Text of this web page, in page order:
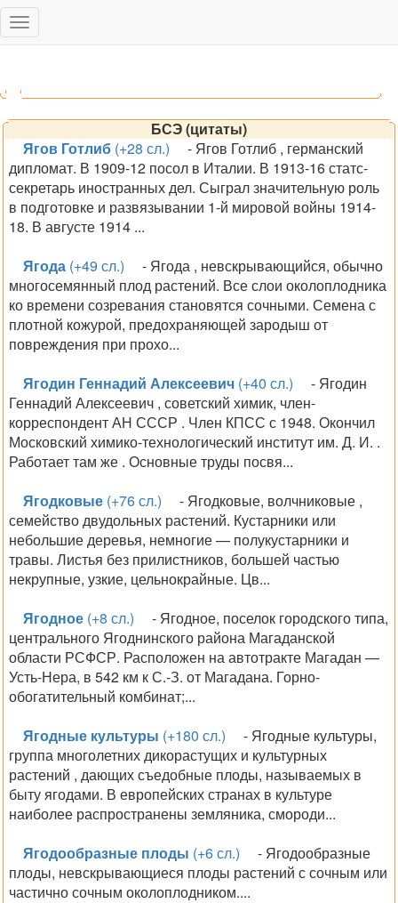
Toggle
navigation
БСЭ (цитаты)
Ягов Готлиб (+28 сл.)
- Ягов Готлиб , германский
дипломат. В 1909-12 посол в Италии. В 1913-16 статс-
секретарь иностранных дел. Сыграл значительную роль
в подготовке и развязывании 1-й мировой войны 1914-
18. В августе 1914 ...
Ягода (+49 сл.)
- Ягода , невскрывающийся, обычно
многосемянный плод растений. Все слои околоплодника
ко времени созревания становятся сочными. Семена с
плотной кожурой, предохраняющей зародыш от
повреждения при прохо...
Ягодин Геннадий Алексеевич (+40 сл.)
- Ягодин
Геннадий Алексеевич , советский химик, член-
корреспондент АН СССР . Член КПСС с 1948. Окончил
Московский химико-технологический институт им. Д. И. .
Работает там же . Основные труды посвя...
Ягодковые (+76 сл.)
- Ягодковые, волчниковые ,
семейство двудольных растений. Кустарники или
небольшие деревья, немногие — полукустарники и
травы. Листья без прилистников, большей частью
некрупные, узкие, цельнокрайные. Цв...
Ягодное (+8 сл.)
- Ягодное, поселок городского типа,
центрального Ягоднинского района Магаданской
области РСФСР. Расположен на автотракте Магадан —
Усть-Нера, в 542 км к С.-З. от Магадана. Горно-
обогатительный комбинат;...
Ягодные культуры (+180 сл.)
- Ягодные культуры,
группа многолетних дикорастущих и культурных
растений , дающих съедобные плоды, называемых в
быту ягодами. В европейских странах в культуре
наиболее распространены земляника, смороди...
Ягодообразные плоды (+6 сл.)
- Ягодообразные
плоды, невскрывающиеся плоды растений с сочным или
частично сочным околоплодником....